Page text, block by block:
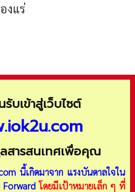
งแร่
และ Supply Chain กระบวนการผลิตของ
CT51 Outsourcing และ Offshoring ยาวิเศษต่
บเข้าสู่เว็บไซต์
สารสนเทศเพื่อคุณ
นี้เกิดมาจาก แรงบันดาลใจใน
โดยมีเป้าหมายเล็ก ๆ ที่